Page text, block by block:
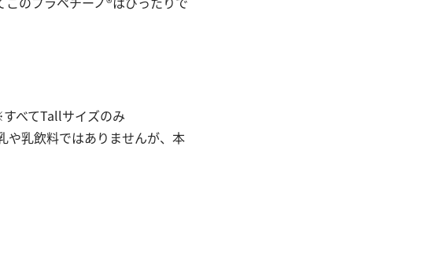
べてTallサイズのみ
や乳飲料ではありませんが、本